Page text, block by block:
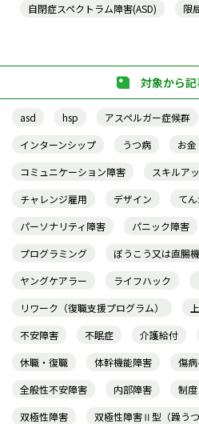
自閉症スペクトラム障害(ASD)
限
対象から
asd hsp アスペルガー症候群
インターンシップ
うつ病 お金
コミュニケーション障害
スキルア
チャレンジ雇用
デザイン て
パーソナリティ障害
パニック障害
プログラミング
ぼうこう又は直腸
ヤングケアラー
ライフハック
リワーク（復職支援プログラム）
不安障害
不眠症 介護給付
休職・復職
体幹機能障害 傷
全般性不安障害
内部障害 制度
双極性障害
双極性障害Ⅱ型（躁うつ